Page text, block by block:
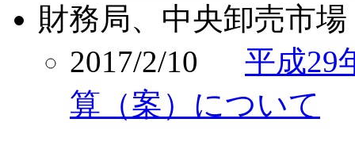
財務局、中央卸売市場
2017/2/10 平成29
算（案）について